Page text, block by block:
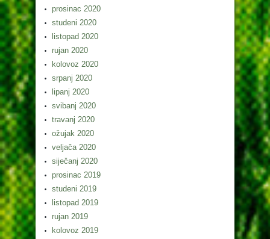
prosinac 2020
studeni 2020
listopad 2020
rujan 2020
kolovoz 2020
srpanj 2020
lipanj 2020
svibanj 2020
travanj 2020
ožujak 2020
veljača 2020
siječanj 2020
prosinac 2019
studeni 2019
listopad 2019
rujan 2019
kolovoz 2019